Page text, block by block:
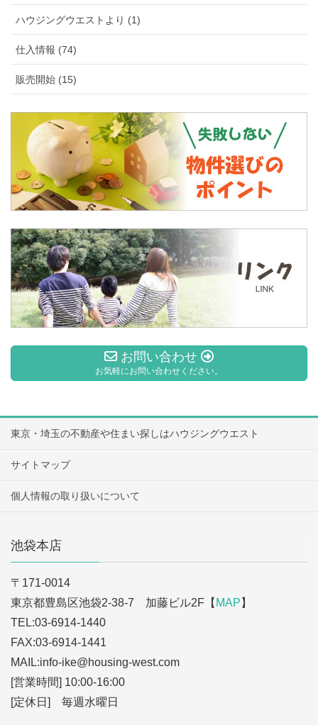
ハウジングウエストより (1)
仕入情報 (74)
販売開始 (15)
お問い合わせ
お気軽にお問い合わせください。
東京・埼玉の不動産や住まい探しはハウジングウエスト
サイトマップ
個人情報の取り扱いについて
池袋本店
〒171-0014
東京都豊島区池袋2-38-7 加藤ビル2F【 MAP 】
TEL:03-6914-1440
FAX:03-6914-1441
MAIL:info-ike@housing-west.com
[営業時間] 10:00-16:00
[定休日] 毎週水曜日